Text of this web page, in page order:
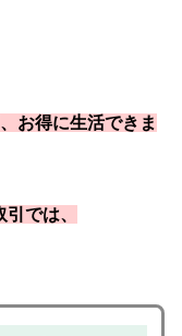
お得に生活できま
では、